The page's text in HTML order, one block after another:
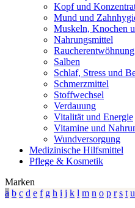
Zugelassenes Arzneimittel: Zu
Sie die Packungsbeilage und
Die angegebene empfohlene
Kinder unerreichbar aufbewahren.
Kopf und
Mund und
Muskeln, Knochen
Nahrungsmittel
Raucherentwöhnung
Salben
Schlaf, Stress und
Schmerzmittel
Stoffwechsel
Verdauung
Vitalität und Energie
Vitamine und
Wundversorgung
Medizinische Hilfsmittel
Pflege & Kosmetik
Marken
a b c d e f g h i j k l m n o p r s t u